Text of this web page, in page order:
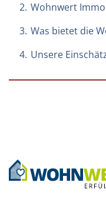
2. Wohnwert
3. Was bietet die
4. Unsere